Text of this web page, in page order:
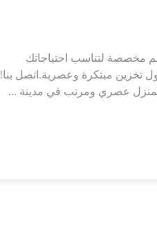
مخصصة لتناسب احتياجاتك
تخزين مبتكرة وعصرية.اتصل بنا!
لمنزل عصري ومرتب في مدينة ...